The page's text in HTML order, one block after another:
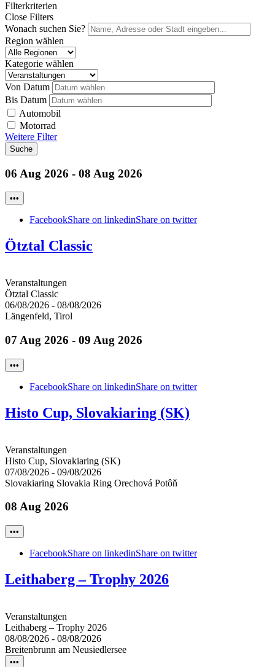
Filterkriterien
Close Filters
Wonach suchen Sie?
Region wählen
Kategorie wählen
Von Datum
Bis Datum
Automobil
Motorrad
Weitere Filter
Suche
06 Aug 2026 - 08 Aug 2026
•••
FacebookShare on linkedinShare on twitter
Ötztal Classic
Veranstaltungen
Ötztal Classic
06/08/2026 - 08/08/2026
Längenfeld, Tirol
07 Aug 2026 - 09 Aug 2026
•••
FacebookShare on linkedinShare on twitter
Histo Cup, Slovakiaring (SK)
Veranstaltungen
Histo Cup, Slovakiaring (SK)
07/08/2026 - 09/08/2026
Slovakiaring Slovakia Ring Orechová Potôň
08 Aug 2026
•••
FacebookShare on linkedinShare on twitter
Leithaberg – Trophy 2026
Veranstaltungen
Leithaberg – Trophy 2026
08/08/2026 - 08/08/2026
Breitenbrunn am Neusiedlersee
•••